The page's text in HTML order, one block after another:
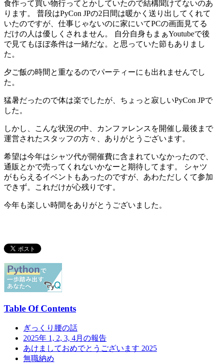
食作って買い物行ってとかしていたので結構聞けてないのあ
ります。 普段はPyCon JPの2日間は暖かく送り出してくれて
いたのですが、仕事じゃないのに家にいてPCの画面見てる
だけの人は優しくされません。 自分自身もまぁYoutubeで後
で見てもほぼ条件は一緒だな。と思っていた節もありまし
た。
夕ご飯の時間と重なるのでパーティーにも出れませんでし
た。
猛暑だったので体は楽でしたが、ちょっと寂しいPyCon JPで
した。
しかし、こんな状況の中、カンファレンスを開催し最後まで
運営されたスタッフの方々、ありがとうございます。
希望は今年はシャツ代が開催費に含まれていなかったので、
通販とかで売ってくれないかなーと期待してます。 シャツ
がもらえるイベントもあったのですが、あわただしくて参加
できず。これだけが心残りです。
今年も楽しい時間をありがとうございました。
Table Of Contents
ぎっくり腰の話
2025年 1, 2, 3, 4月の報告
あけましておめでとうございます 2025
無職納め